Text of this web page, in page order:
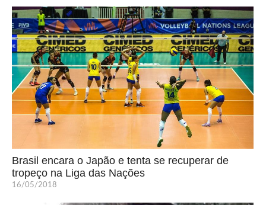
Brasil encara o Japão e tenta se recuperar de
tropeço na Liga das Nações
16/05/2018